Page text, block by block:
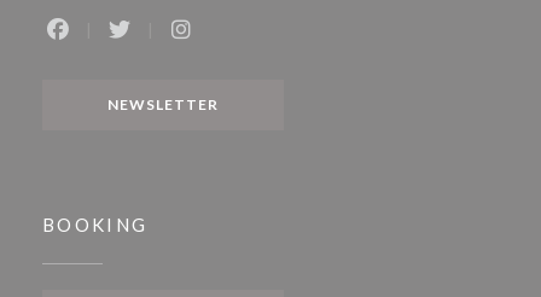
NEWSLETTER
BOOKING